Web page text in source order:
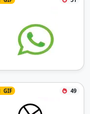
GIF 49